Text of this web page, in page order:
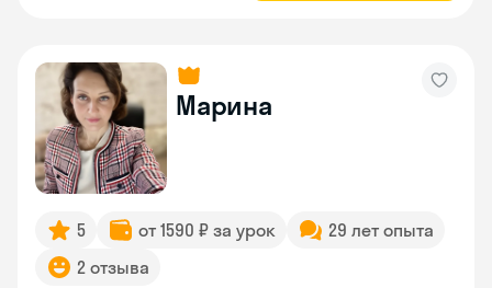
Марина
5 от 1590 ₽ за урок
29 лет опыта
2 отзыва